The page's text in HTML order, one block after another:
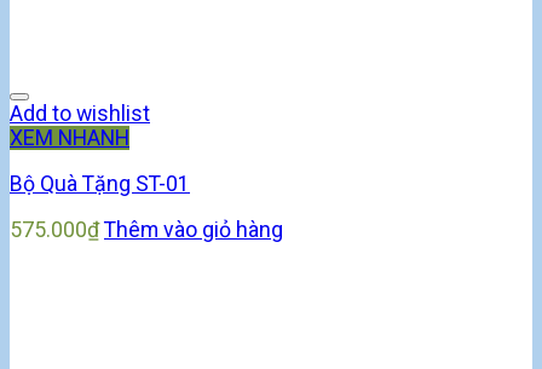
Add to wishlist
XEM NHANH
Bộ Quà Tặng ST-01
575.000₫ Thêm vào giỏ hàng